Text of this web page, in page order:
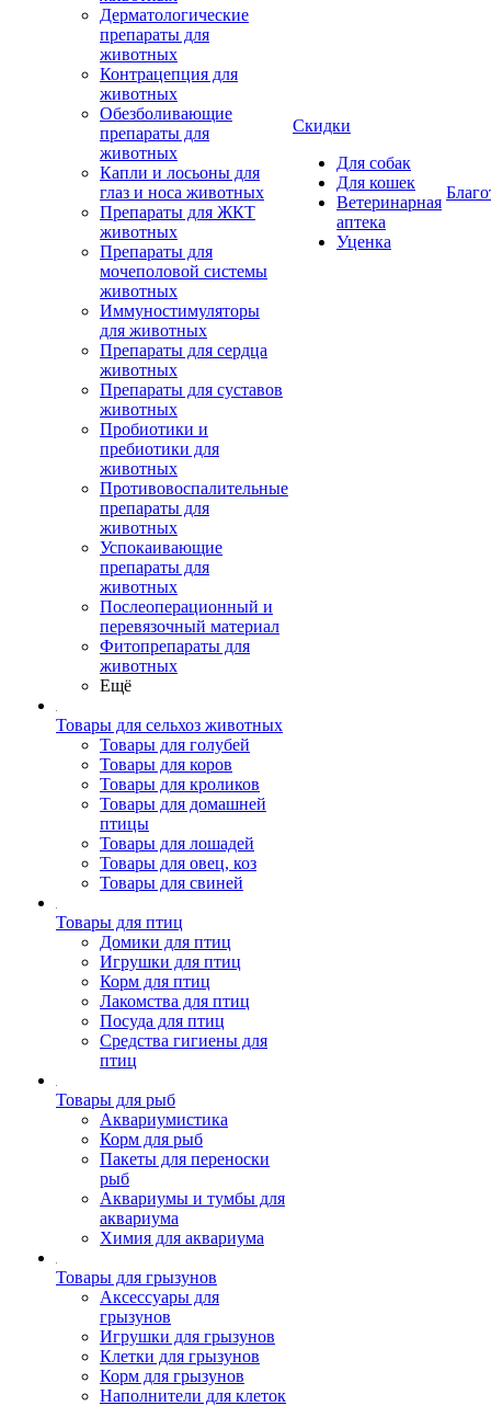
Дерматологические
препараты для
животных
Контрацепция для
животных
Обезболивающие
препараты для
животных
Капли и лосьоны для
глаз и носа животных
Препараты для ЖКТ
животных
Препараты для
мочеполовой системы
животных
Иммуностимуляторы
для животных
Препараты для сердца
животных
Препараты для суставов
животных
Пробиотики и
пребиотики для
животных
Противовоспалительные
препараты для
животных
Успокаивающие
препараты для
животных
Послеоперационный и
перевязочный материал
Фитопрепараты для
животных
Ещё
Товары для сельхоз животных
Товары для голубей
Товары для коров
Товары для кроликов
Товары для домашней
птицы
Товары для лошадей
Товары для овец, коз
Товары для свиней
Товары для птиц
Домики для птиц
Игрушки для птиц
Корм для птиц
Лакомства для птиц
Посуда для птиц
Средства гигиены для
птиц
Товары для рыб
Аквариумистика
Корм для рыб
Пакеты для переноски
рыб
Аквариумы и тумбы для
аквариума
Химия для аквариума
Товары для грызунов
Аксессуары для
грызунов
Игрушки для грызунов
Клетки для грызунов
Корм для грызунов
Наполнители для клеток
Скидки
Для собак
Для кошек
Ветеринарная
аптека
Уценка